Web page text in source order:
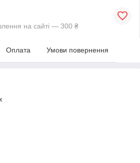
на сайті — 300 ₴
Оплата Умови повернення